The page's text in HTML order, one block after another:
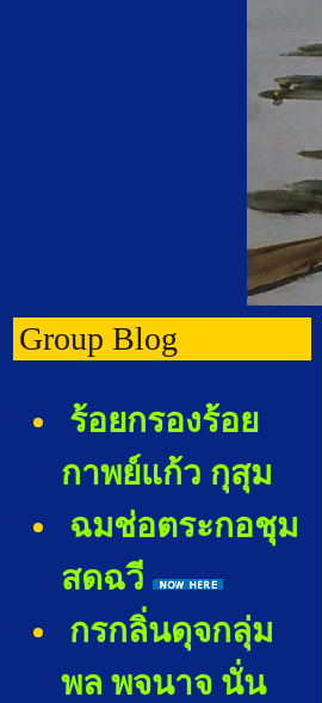
Group Blog
ร้อยกรองร้อ
กาพย์แก้ว กุสุม
ฉมช่อตระกอชุม
สดฉวี
กรกลิ่นดุจกลุ่ม
พล พจนาจ นั่น